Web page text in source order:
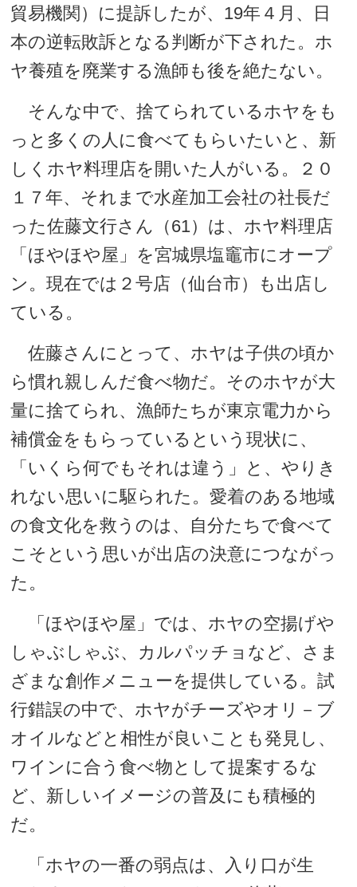
貿易機関）に提訴したが、19年４月、日
本の逆転敗訴となる判断が下された。ホ
ヤ養殖を廃業する漁師も後を絶たない。
そんな中で、捨てられているホヤをも
っと多くの人に食べてもらいたいと、新
しくホヤ料理店を開いた人がいる。２０
１７年、それまで水産加工会社の社長だ
った佐藤文行さん（61）は、ホヤ料理店
「ほやほや屋」を宮城県塩竈市にオープ
ン。現在では２号店（仙台市）も出店し
ている。
佐藤さんにとって、ホヤは子供の頃か
ら慣れ親しんだ食べ物だ。そのホヤが大
量に捨てられ、漁師たちが東京電力から
補償金をもらっているという現状に、
「いくら何でもそれは違う」と、やりき
れない思いに駆られた。愛着のある地域
の食文化を救うのは、自分たちで食べて
こそという思いが出店の決意につながっ
た。
「ほやほや屋」では、ホヤの空揚げや
しゃぶしゃぶ、カルパッチョなど、さま
ざまな創作メニューを提供している。試
行錯誤の中で、ホヤがチーズやオリ－ブ
オイルなどと相性が良いことも発見し、
ワインに合う食べ物として提案するな
ど、新しいイメージの普及にも積極的
だ。
「ホヤの一番の弱点は、入り口が生